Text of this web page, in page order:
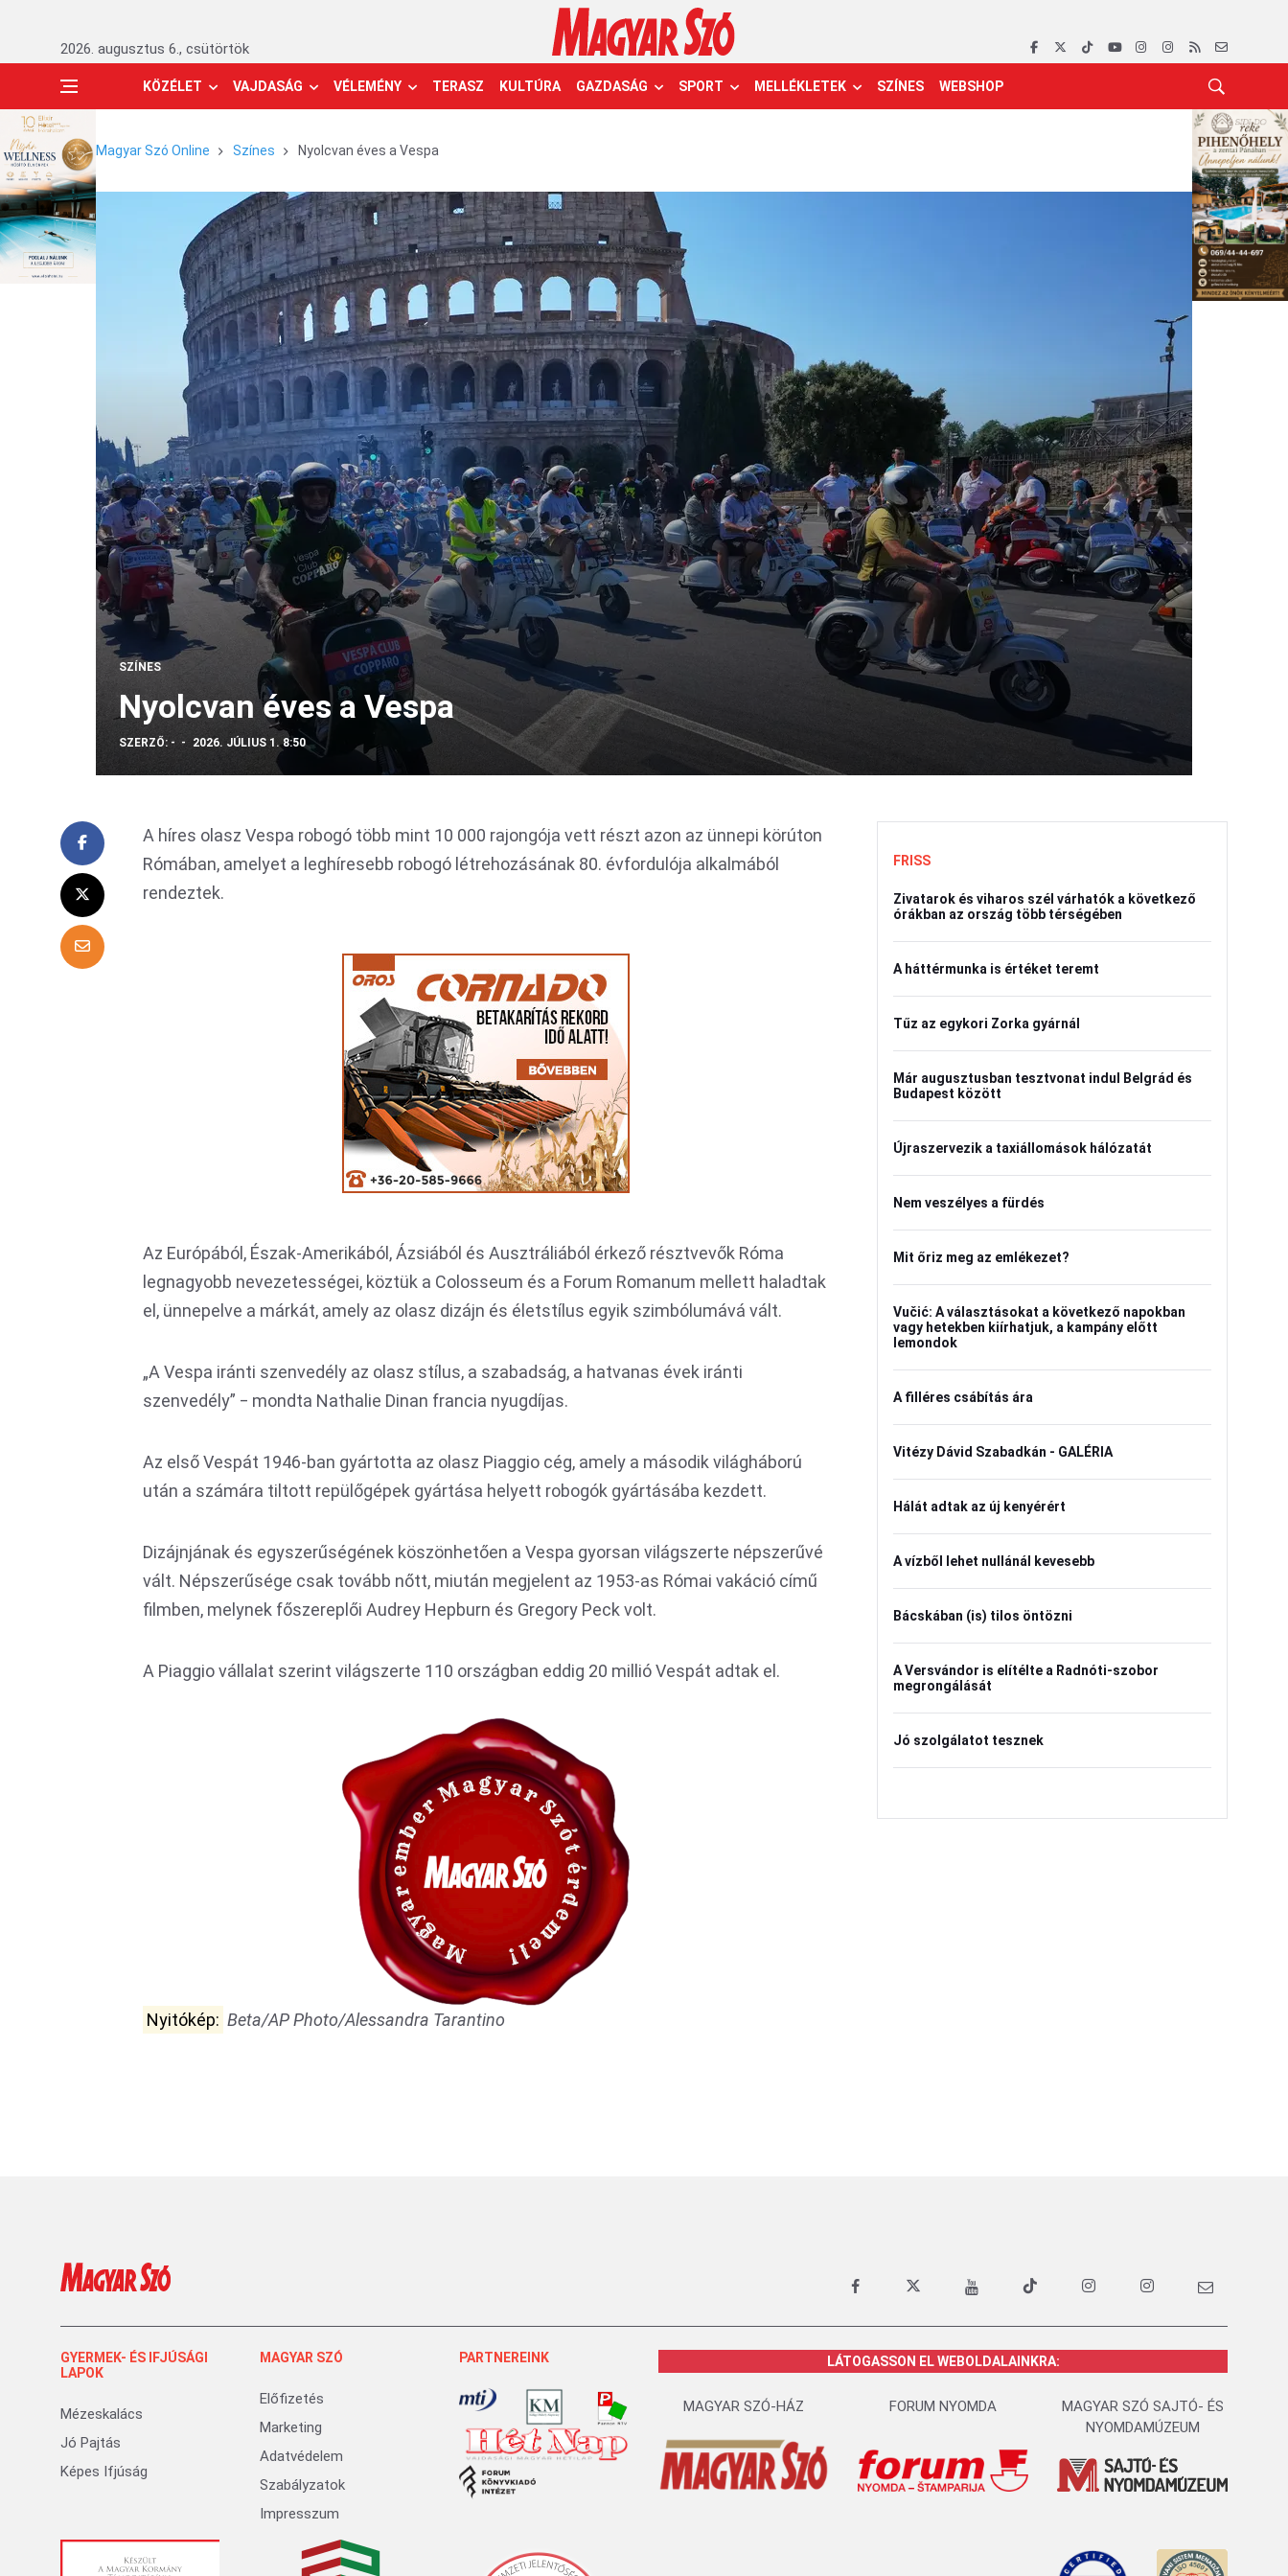
2026. augusztus 6., csütörtök
KÖZÉLET VAJDASÁG VÉLEMÉNY TERASZ KULTÚRA GAZDASÁG SPORT MELLÉKLETEK SZÍNES WEBSHOP
Magyar Szó Online Színes Nyolcvan éves a Vespa
SZÍNES
Nyolcvan éves a Vespa
SZERZŐ: - 2026. JÚLIUS 1. 8:50
A híres olasz Vespa robogó több mint 10 000 rajongója vett részt azon az ünnepi körúton
Rómában, amelyet a leghíresebb robogó létrehozásának 80. évfordulója alkalmából
rendeztek.
Az Európából, Észak-Amerikából, Ázsiából és Ausztráliából érkező résztvevők Róma
legnagyobb nevezetességei, köztük a Colosseum és a Forum Romanum mellett haladtak
el, ünnepelve a márkát, amely az olasz dizájn és életstílus egyik szimbólumává vált.
„A Vespa iránti szenvedély az olasz stílus, a szabadság, a hatvanas évek iránti
szenvedély” ‒ mondta Nathalie Dinan francia nyugdíjas.
Az első Vespát 1946-ban gyártotta az olasz Piaggio cég, amely a második világháború
után a számára tiltott repülőgépek gyártása helyett robogók gyártásába kezdett.
Dizájnjának és egyszerűségének köszönhetően a Vespa gyorsan világszerte népszerűvé
vált. Népszerűsége csak tovább nőtt, miután megjelent az 1953-as Római vakáció című
filmben, melynek főszereplői Audrey Hepburn és Gregory Peck volt.
A Piaggio vállalat szerint világszerte 110 országban eddig 20 millió Vespát adtak el.
Nyitókép: Beta/AP Photo/Alessandra Tarantino
FRISS
Zivatarok és viharos szél várhatók a következő
órákban az ország több térségében
A háttérmunka is értéket teremt
Tűz az egykori Zorka gyárnál
Már augusztusban tesztvonat indul Belgrád és
Budapest között
Újraszervezik a taxiállomások hálózatát
Nem veszélyes a fürdés
Mit őriz meg az emlékezet?
Vučić: A választásokat a következő napokban
vagy hetekben kiírhatjuk, a kampány előtt
lemondok
A filléres csábítás ára
Vitézy Dávid Szabadkán - GALÉRIA
Hálát adtak az új kenyérért
A vízből lehet nullánál kevesebb
Bácskában (is) tilos öntözni
A Versvándor is elítélte a Radnóti-szobor
megrongálását
Jó szolgálatot tesznek
GYERMEK- ÉS IFJÚSÁGI
LAPOK
Mézeskalács
Jó Pajtás
Képes Ifjúság
MAGYAR SZÓ
Előfizetés
Marketing
Adatvédelem
Szabályzatok
Impresszum
PARTNEREINK LÁTOGASSON EL WEBOLDALAINKRA:
MAGYAR SZÓ-HÁZ FORUM NYOMDA
MAGYAR SZÓ SAJTÓ- ÉS
NYOMDAMÚZEUM